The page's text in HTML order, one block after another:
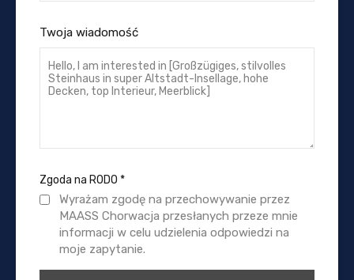
Twoja wiadomość
Zgoda na RODO *
Wyrażam zgodę na przechowywanie przez
MAASS Chorwacja przesłanych przeze mnie
informacji w celu udzielenia odpowiedzi na
moje zapytanie.